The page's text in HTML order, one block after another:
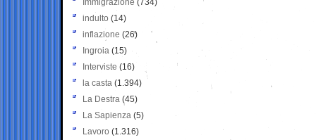
Immigrazione (734)
indulto (14)
inflazione (26)
Ingroia (15)
Interviste (16)
la casta (1.394)
La Destra (45)
La Sapienza (5)
Lavoro (1.316)